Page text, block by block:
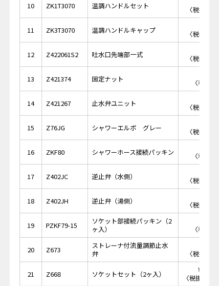
10 ZK1T3070 温調ハンドルセット
〈税抜価
11 ZK3T3070 温調ハンドルキャップ
〈税抜価
12 Z422061S2 吐水口先端部一式
〈税抜価
13 Z421374 固定ナット
〈税抜
14 Z421267 止水弁ユニット
〈税抜価
15 Z76JG シャワーエルボ グレー
〈税抜価
16 ZKF80 シャワーホース接続パッキン
〈税抜
17 Z402JC 逆止弁（水側）
〈税抜価
18 Z402JH 逆止弁（湯側）
〈税抜価
19 PZKF79-15
ソケット部接続パッキン（2
ヶ入）
〈税抜
20 Z673
ストレーナ付流量調節止水
弁
〈税抜価
21 Z668 ソケットセット（2ヶ入）
￥
〈税抜価格